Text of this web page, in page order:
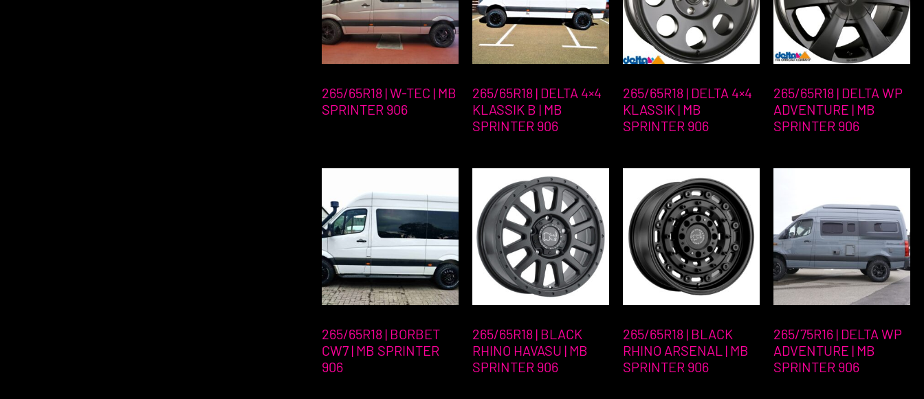
265/65R18 | W-TEC | MB
SPRINTER 906
265/65R18 | DELTA 4×4
KLASSIK B | MB
SPRINTER 906
265/65R18 | DELTA 4×4
KLASSIK | MB
SPRINTER 906
265/65R18 | DELTA WP
ADVENTURE | MB
SPRINTER 906
265/65R18 | BORBET
CW7 | MB SPRINTER
906
265/65R18 | BLACK
RHINO HAVASU | MB
SPRINTER 906
265/65R18 | BLACK
RHINO ARSENAL | MB
SPRINTER 906
265/75R16 | DELTA WP
ADVENTURE | MB
SPRINTER 906